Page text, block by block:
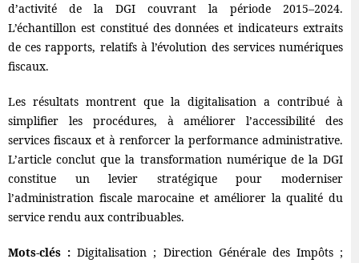
d’activité de la DGI couvrant la période 2015–2024.
L’échantillon est constitué des données et indicateurs extraits
de ces rapports, relatifs à l’évolution des services numériques
fiscaux.
Les résultats montrent que la digitalisation a contribué à
simplifier les procédures, à améliorer l’accessibilité des
services fiscaux et à renforcer la performance administrative.
L’article conclut que la transformation numérique de la DGI
constitue un levier stratégique pour moderniser
l’administration fiscale marocaine et améliorer la qualité du
service rendu aux contribuables.
Mots-clés : Digitalisation ; Direction Générale des Impôts ;